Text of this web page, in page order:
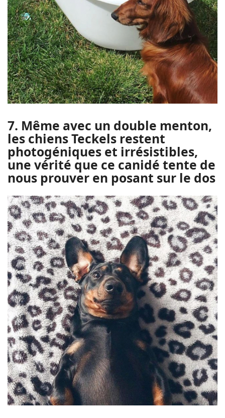
7. Même avec un double menton,
les chiens Teckels restent
photogéniques et irrésistibles,
une vérité que ce canidé tente de
nous prouver en posant sur le dos